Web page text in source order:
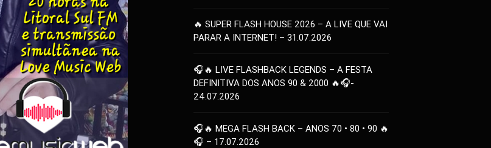
🔥 SUPER FLASH HOUSE 2026 – A LIVE QUE VAI
PARAR A INTERNET! – 31.07.2026
🎧🔥 LIVE FLASHBACK LEGENDS – A FESTA
DEFINITIVA DOS ANOS 90 & 2000 🔥🎧-
24.07.2026
🎧🔥 MEGA FLASH BACK – ANOS 70 • 80 • 90 🔥
🎧 – 17.07.2026